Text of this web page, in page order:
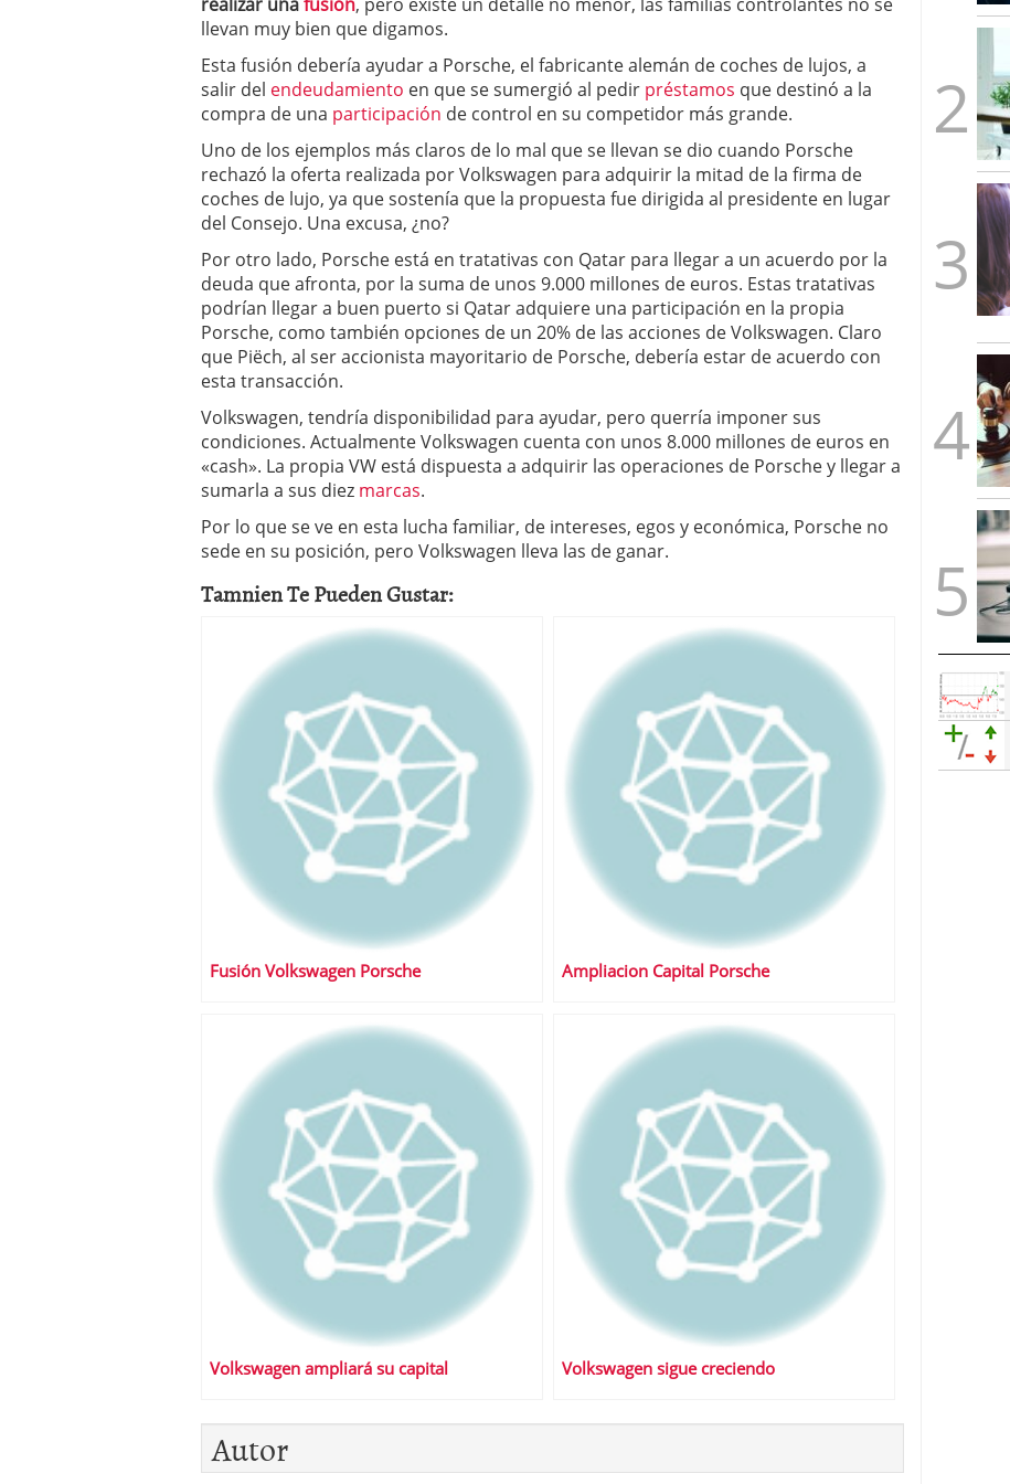
a los costes 21 de noviembre de 2025
¿Cuánto cuesta un software punto de venta?
llevan muy bien que digamos.
Esta fusión debería ayudar a Porsche, el fabricante alemán de coches de lujos, a
salir del endeudamiento en que se sumergió al pedir préstamos que destinó a la
compra de una participación de control en su competidor más grande.
Uno de los ejemplos más claros de lo mal que se llevan se dio cuando Porsche
rechazó la oferta realizada por Volkswagen para adquirir la mitad de la firma de
coches de lujo, ya que sostenía que la propuesta fue dirigida al presidente en lugar
del Consejo. Una excusa, ¿no?
Por otro lado, Porsche está en tratativas con Qatar para llegar a un acuerdo por la
deuda que afronta, por la suma de unos 9.000 millones de euros. Estas tratativas
podrían llegar a buen puerto si Qatar adquiere una participación en la propia
Porsche, como también opciones de un 20% de las acciones de Volkswagen. Claro
que Piëch, al ser accionista mayoritario de Porsche, debería estar de acuerdo con
esta transacción.
Volkswagen, tendría disponibilidad para ayudar, pero querría imponer sus
condiciones. Actualmente Volkswagen cuenta con unos 8.000 millones de euros en
«cash». La propia VW está dispuesta a adquirir las operaciones de Porsche y llegar a
sumarla a sus diez marcas.
Por lo que se ve en esta lucha familiar, de intereses, egos y económica, Porsche no
sede en su posición, pero Volkswagen lleva las de ganar.
Tamnien Te Pueden Gustar:
Fusión Volkswagen Porsche Ampliacion Capital Porsche
Volkswagen ampliará su capital Volkswagen sigue creciendo
Autor